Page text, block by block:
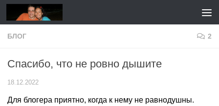
Перейти к содержимому
БЛОГ 2
Спасибо, что не ровно дышите
18.12.2022
Для блогера приятно, когда к нему не равнодушны.